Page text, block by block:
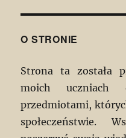
O STRONIE
Strona ta została
moich uczniach
przedmiotami,
społeczeństwie.